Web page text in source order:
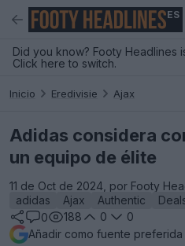
ES
Did you know? Footy Headlines
Click here to switch.
Inicio Eredivisie Ajax
Adidas considera
un equipo de élite
11 de Oct de 2024, por Footy
adidas
Ajax Authentic
0
188 0
0
Añadir como fuente preferida